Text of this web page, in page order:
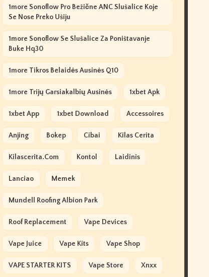
1more Sonoflow Pro Bežične ANC Slušalice Koje
Se Nose Preko Ušiju
1more Sonoflow Se Slušalice Za Poništavanje
Buke Hq30
1more Tikros Belaidės Ausinės Q10
1more Trijų Garsiakalbių Ausinės 1xbet Apk
1xbet App 1xbet Download Accessoires
Anjing Bokep Cibai Kilas Cerita
Kilascerita.com Kontol Laidinis
Lanciao Memek
Mundell Roofing Albion Park
Roof Replacement Vape Devices
Vape Juice Vape Kits Vape Shop
VAPE STARTER KITS Vape Store Xnxx